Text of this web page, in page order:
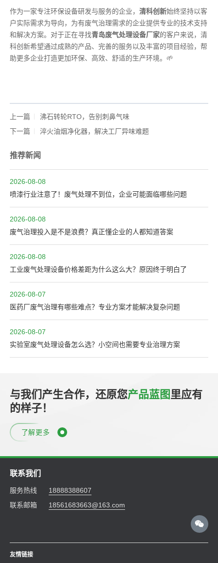
作为一家专注环保设备研发与服务的企业， 清科创新始终坚持以客
户实际需求为导向，为有废气治理需求的企业提供专业的技术支持
和解决方案。对于正在寻找青岛废气处理设备厂家的客户来说，清
科创新希望通过成熟的产品、完善的服务以及丰富的项目经验，帮
助更多企业打造更加环保、高效、舒适的生产环境。🌱
上一篇
沸石转轮RTO，告别刺鼻气味
下一篇
淬火油烟净化器，解决工厂异味难题
推荐新闻
2026-08-08
喷漆行业注意了！废气处理不到位，企业可能面临哪些问题
2026-08-08
废气治理投入是不是浪费？真正懂企业的人都知道答案
2026-08-08
工业废气处理设备价格差距为什么这么大？原因终于明白了
2026-08-07
医药厂废气治理有哪些难点？专业方案才能解决复杂问题
2026-08-07
实验室废气处理设备怎么选？小空间也需要专业治理方案
与我们产生合作，还原您产品蓝图里应有
的样子！
了解更多
联系我们
服务热线
18888388607
联系邮箱
18561683663@163.com
友情链接